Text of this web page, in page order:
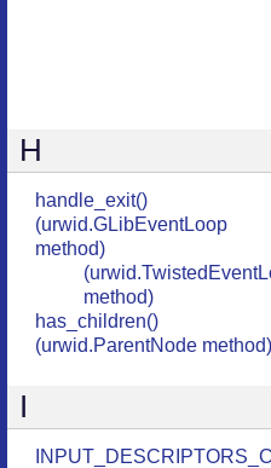
H
handle_exit()
(urwid.GLibEventLoop
method)
method)
has_children()
(urwid.ParentNode method)
I